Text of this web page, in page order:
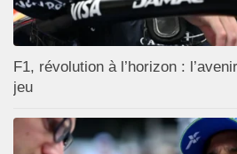
F1, révolution à l’horizon :
jeu